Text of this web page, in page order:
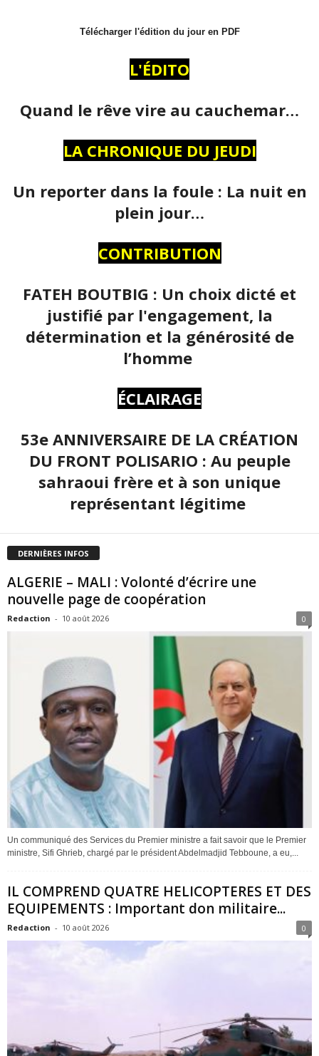
Télécharger l'édition du jour en PDF
L'ÉDITO
Quand le rêve vire au cauchemar…
LA CHRONIQUE DU JEUDI
Un reporter dans la foule : La nuit en
plein jour…
CONTRIBUTION
FATEH BOUTBIG : Un choix dicté et
justifié par l'engagement, la
détermination et la générosité de
l’homme
ÉCLAIRAGE
53e ANNIVERSAIRE DE LA CRÉATION
DU FRONT POLISARIO : Au peuple
sahraoui frère et à son unique
représentant légitime
DERNIÈRES INFOS
ALGERIE – MALI : Volonté d’écrire une
nouvelle page de coopération
Redaction - 10 août 2026 0
Un communiqué des Services du Premier ministre a fait savoir que le Premier
ministre, Sifi Ghrieb, chargé par le président Abdelmadjid Tebboune, a eu,...
IL COMPREND QUATRE HELICOPTERES ET DES
EQUIPEMENTS : Important don militaire...
Redaction - 10 août 2026 0